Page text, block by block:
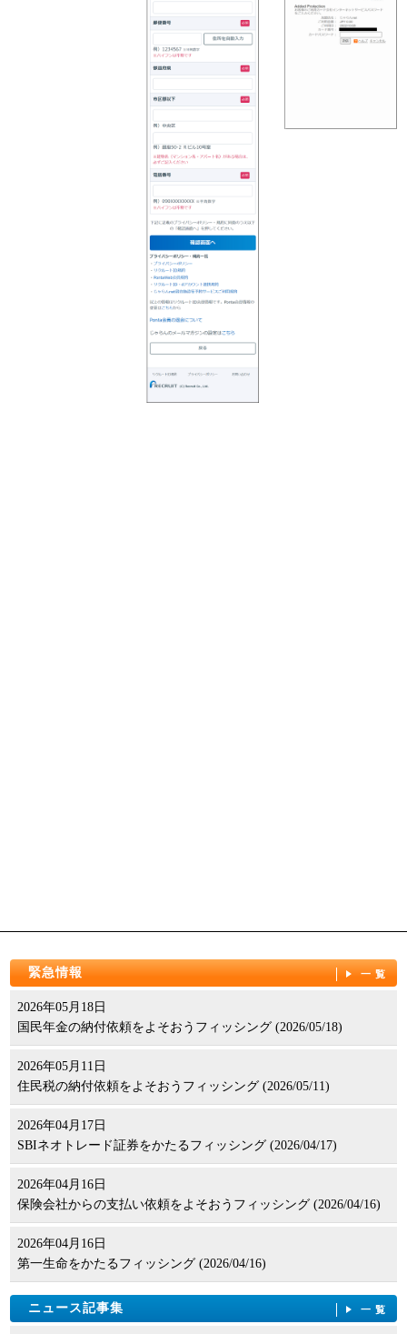
緊急情報 一覧
2026年05月18日
国民年金の納付依頼をよそおうフィッシング (2026/05/18)
2026年05月11日
住民税の納付依頼をよそおうフィッシング (2026/05/11)
2026年04月17日
SBIネオトレード証券をかたるフィッシング (2026/04/17)
2026年04月16日
保険会社からの支払い依頼をよそおうフィッシング (2026/04/16)
2026年04月16日
第一生命をかたるフィッシング (2026/04/16)
ニュース記事集 一覧